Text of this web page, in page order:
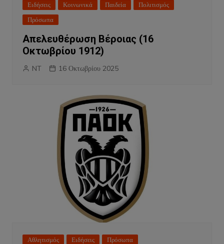
Ειδήσεις Κοινωνικά Παιδεία
Πολιτισμός
Πρόσωπα
Απελευθέρωση Βέροιας (16
Οκτωβρίου 1912)
NT 16 Οκτωβρίου 2025
Αθλητισμός Ειδήσεις Πρόσωπα